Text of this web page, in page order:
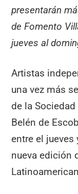
presentarán
de Fomento
jueves al
Artistas
una vez más
de la
Belén de
entre el jueves
nueva edición